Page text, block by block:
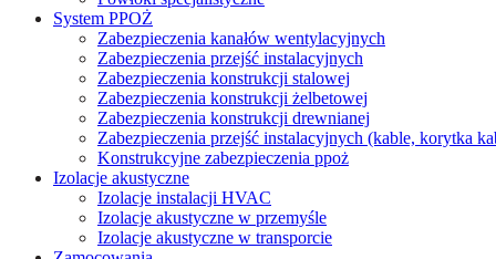
System PPOŻ
Zabezpieczenia kanałów wentylacyjnych
Zabezpieczenia przejść instalacyjnych
Zabezpieczenia konstrukcji stalowej
Zabezpieczenia konstrukcji żelbetowej
Zabezpieczenia konstrukcji drewnianej
Zabezpieczenia przejść instalacyjnych (kable, korytka
Konstrukcyjne zabezpieczenia ppoż
Izolacje akustyczne
Izolacje instalacji HVAC
Izolacje akustyczne w przemyśle
Izolacje akustyczne w transporcie